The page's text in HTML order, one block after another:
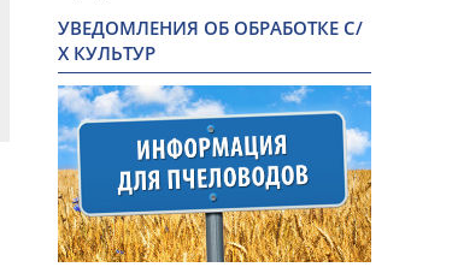
УВЕДОМЛЕНИЯ ОБ ОБРАБОТКЕ С/
Х КУЛЬТУР